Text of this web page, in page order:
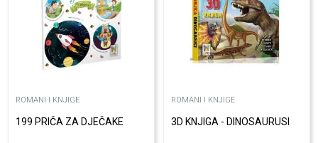
ROMANI I KNJIGE
199 PRIČA ZA DJEČAKE
ROMANI I KNJIGE
3D KNJIGA - DINOSAURUSI